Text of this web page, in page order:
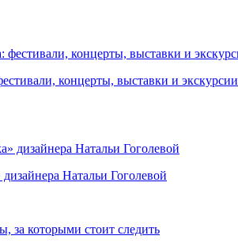
концерты, выставки и экскурсии
Натальи Гоголевой